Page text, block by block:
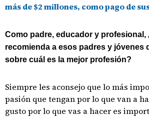
más de $2 millones, como pago de
Como padre, educador y profesional,
recomienda a esos padres y jóvenes
sobre cuál es la mejor profesión?
Siempre les aconsejo que lo más
pasión que tengan por lo que van a
gusto por lo que vas a hacer es